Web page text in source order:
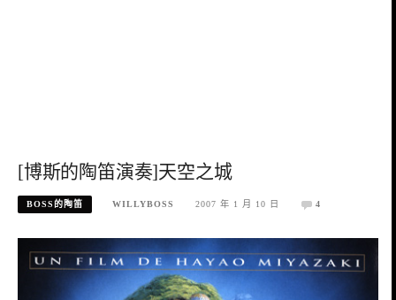
[博斯的陶笛演奏]天空之城
BOSS的陶笛 WILLYBOSS 2007 年 1 月 10 日 4